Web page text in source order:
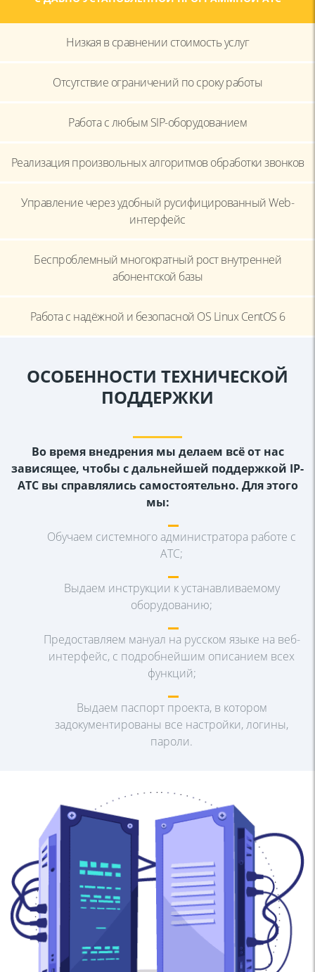
Низкая в сравнении стоимость услуг
Отсутствие ограничений по сроку работы
Работа с любым SIP-оборудованием
Реализация произвольных алгоритмов обработки звонков
Управление через удобный русифицированныйWeb-
интерфейс
Беспроблемный многократный рост внутренней
абонентской базы
Работа с надёжной и безопасной OS Linux CentOS 6
ОСОБЕННОСТИ ТЕХНИЧЕСКОЙ
ПОДДЕРЖКИ
Во время внедрения мы делаем всё от нас
зависящее, чтобы с дальнейшей поддержкой IP-
АТС вы справлялись самостоятельно. Для этого
мы:
Обучаем системного администратора работе с
АТС;
Выдаем инструкции к устанавливаемому
оборудованию;
Предоставляем мануал на русском языке на веб-
интерфейс, с подробнейшим описанием всех
функций;
Выдаем паспорт проекта, в котором
задокументированы все настройки, логины,
пароли.